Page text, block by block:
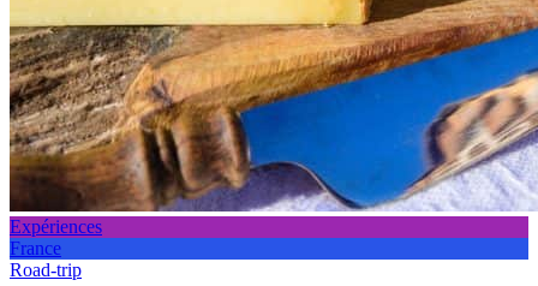
Expériences
France
Road-trip